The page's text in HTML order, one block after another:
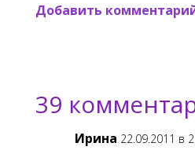
Добавить
39
Ирина 22.09.2011 в